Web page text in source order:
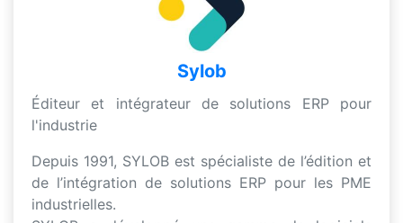
Sylob
Éditeur et intégrateur de solutions ERP pour
l'industrie
Depuis 1991, SYLOB est spécialiste de l’édition et
de l’intégration de solutions ERP pour les PME
industrielles.